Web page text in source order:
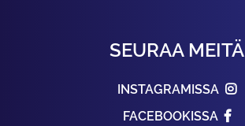
SEURAA MEITÄ
INSTAGRAMISSA
FACEBOOKISSA